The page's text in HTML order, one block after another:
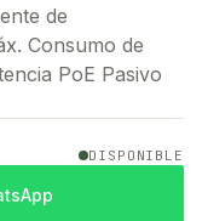
de
Consumo de
PoE Pasivo
DISPONIBLE